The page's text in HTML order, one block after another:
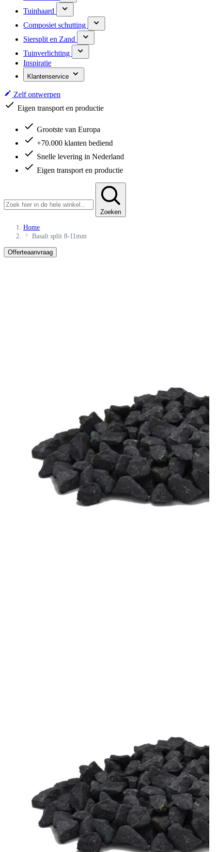
Tuinhaard
Composiet schutting
Siersplit en Zand
Tuinverlichting
Inspiratie
Klantenservice
Zelf ontwerpen
Grootste van Europa
Eigen transport en productie
Grootste van Europa
+70.000 klanten bediend
Snelle levering in Nederland
Eigen transport en productie
Basalt split 8-11mm